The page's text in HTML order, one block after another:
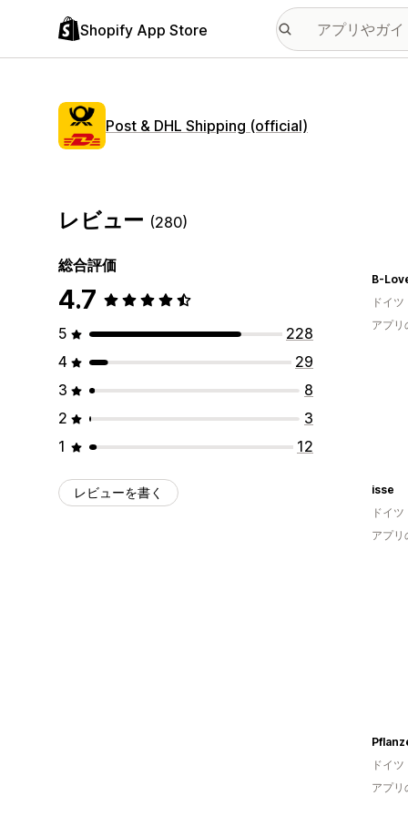
Shopify App Store
Post & DHL Shipping (official)
レビュー (280)
総合評価
4.7
5
228
4
29
3
8
2
3
1
12
レビューを書く
B-
ドイツ
アプリ
isse
ドイツ
アプリ
ドイツ
アプリ